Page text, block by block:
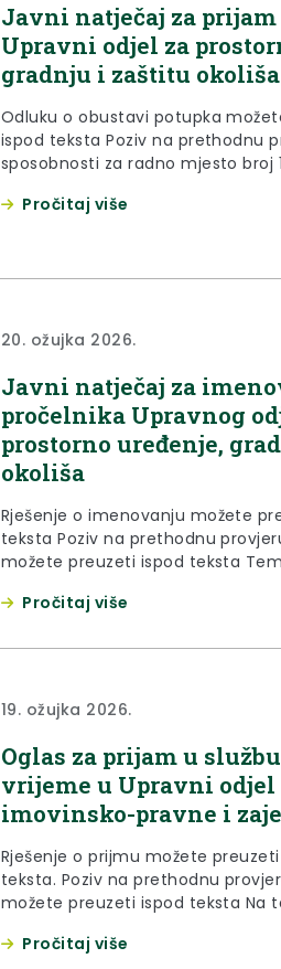
Javni natječaj za
Upravni odjel za
gradnju i zaštitu okoliša
Odluku o obustavi potupka
ispod teksta Poziv na prethodnu
sposobnosti za radno mjesto broj
Zakona o službenicima i
Pročitaj više
20. ožujka 2026.
Javni natječaj za
pročelnika Upravnog
prostorno uređenje,
okoliša
Rješenje o imenovanju možete
teksta Poziv na prethodnu
možete preuzeti ispod teksta
samoupravi (“Narodne novine”
36/09., 150/11., 144/12., 19/13. –
Pročitaj više
19. ožujka 2026.
Oglas za prijam u
vrijeme u Upravni odjel
imovinsko-pravne i
Rješenje o prijmu možete
teksta. Poziv na prethodnu
možete preuzeti ispod teksta Na
namještenicima u lokalnoj i
Pročitaj više